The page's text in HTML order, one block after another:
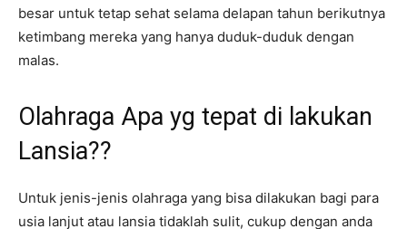
besar untuk tetap sehat selama delapan tahun berikutnya
ketimbang mereka yang hanya duduk-duduk dengan
malas.
Olahraga Apa yg tepat di lakukan
Lansia??
Untuk jenis-jenis olahraga yang bisa dilakukan bagi para
usia lanjut atau lansia tidaklah sulit, cukup dengan anda